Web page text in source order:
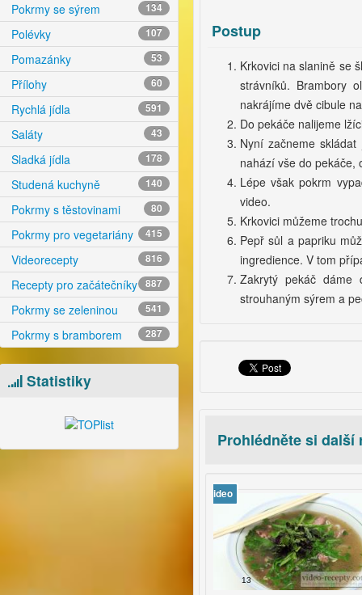
Pokrmy se sýrem 134
Polévky 107
Pomazánky 53
Přílohy 60
Rychlá jídla 591
Saláty 43
Sladká jídla 178
Studená kuchyně 140
Pokrmy s těstovinami 80
Pokrmy pro vegetariány 415
Videorecepty 816
Recepty pro začátečníky 887
Pokrmy se zeleninou 541
Pokrmy s bramborem 287
Statistiky
Postup
Krkovici na slanině se
strávníků. Brambory
nakrájíme dvě cibule
Do pekáče nalijeme
Nyní začneme
nahází vše do pekáče,
Lépe však pokrm
video.
Krkovici můžeme
Pepř sůl a papriku
ingredience. V tom
Zakrytý pekáč dáme
strouhaným sýrem a
Prohlédněte si další